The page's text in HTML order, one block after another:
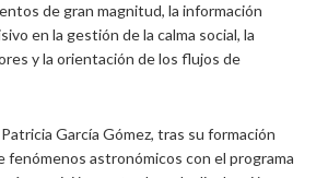
de gran magnitud, la información
en la gestión de la calma social, la
y la orientación de los flujos de
García Gómez, tras su formación
fenómenos astronómicos con el programa